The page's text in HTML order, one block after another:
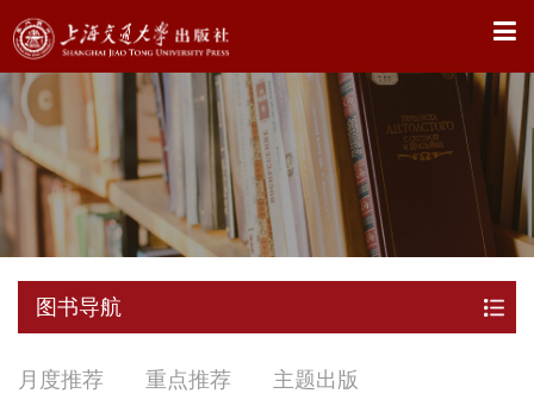
X
图书导航
月度推荐 重点推荐
主题出版